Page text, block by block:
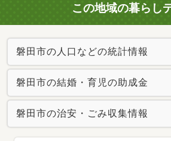
この地域の暮らし
磐田市の人口などの統計情報
磐田市の結婚・育児の助成金
磐田市の治安・ごみ収集情報